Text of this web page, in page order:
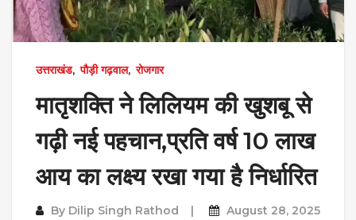
उत्तराखंड, पौड़ी गढ़वाल, रोजगार
मातृशक्ति ने लिलियम की खुशबू से
गढ़ी नई पहचान,प्रति वर्ष 10 लाख
आय का लक्ष्य रखा गया है निर्धारित
By Dilip Singh Rathod August 28, 2025